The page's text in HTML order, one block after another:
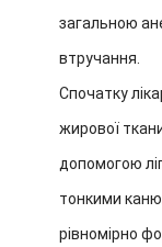
загальною
втручання.
Спочатку
жирової
допомогою
тонкими
рівномірно